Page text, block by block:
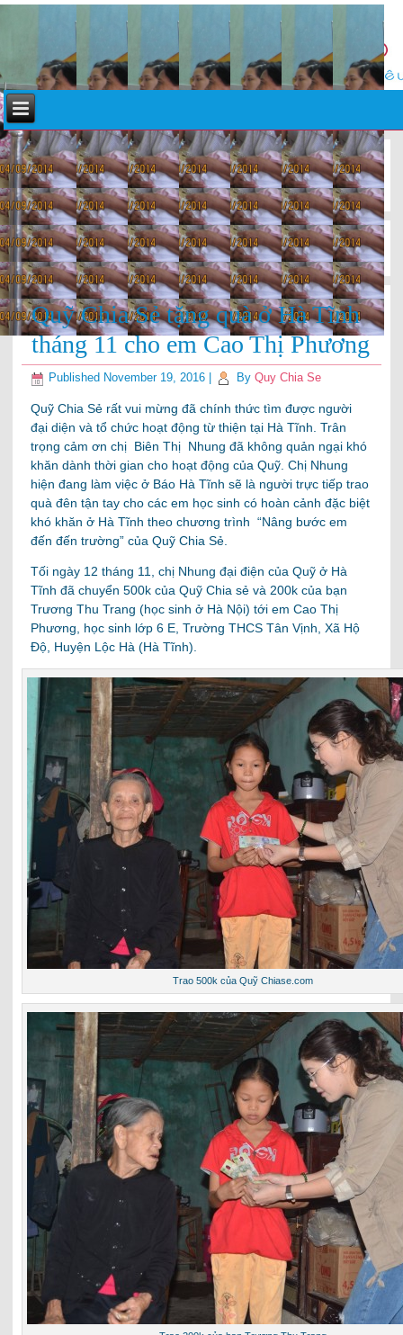
«Quỹ Chia Sẻ đi phát quà đêm lần thứ 38
Quỹ Chia Sẻ tặng quà ở Hà Tĩnh tháng 11 cho em Thỉn»
Quỹ Chia Sẻ tặng quà ở Hà Tĩnh
tháng 11 cho em Cao Thị Phương
Published November 19, 2016 By Quy Chia Se
Quỹ Chia Sẻ rất vui mừng đã chính thức tìm được người
đại diện và tổ chức hoạt động từ thiện tại Hà Tĩnh. Trân
trọng cảm ơn chị Biên Thị Nhung đã không quản ngại khó
khăn dành thời gian cho hoạt động của Quỹ. Chị Nhung
hiện đang làm việc ở Báo Hà Tĩnh sẽ là người trực tiếp trao
quà đên tận tay cho các em học sinh có hoàn cảnh đặc biệt
khó khăn ở Hà Tĩnh theo chương trình “Nâng bước em
đến đến trường” của Quỹ Chia Sẻ.
Tối ngày 12 tháng 11, chị Nhung đại điện của Quỹ ở Hà
Tĩnh đã chuyển 500k của Quỹ Chia sẻ và 200k của bạn
Trương Thu Trang (học sinh ở Hà Nội) tới em Cao Thị
Phương, học sinh lớp 6 E, Trường THCS Tân Vịnh, Xã Hộ
Độ, Huyện Lộc Hà (Hà Tĩnh).
Trao 500k của Quỹ Chiase.com